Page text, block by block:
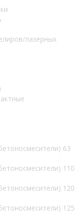
лазерных
63
110
120
125